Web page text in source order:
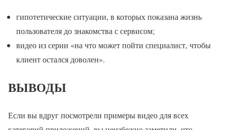
гипотетические ситуации, в которых показана жизнь
пользователя до знакомства с сервисом;
видео из серии «на что может пойти специалист, чтобы
клиент остался доволен».
ВЫВОДЫ
Если вы вдруг посмотрели примеры видео для всех